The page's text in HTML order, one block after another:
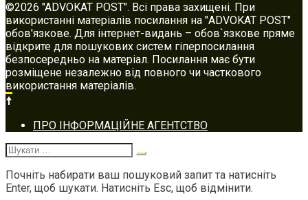
©2026 "ADVOKAT POST". Всі права захищені. При
використанні матеріалів посилання на "ADVOKAT POST"
обов'язкове. Для інтернет-видань – обов`язкове пряме
відкрите для пошукових систем гіперпосилання
безпосередньо на матеріал. Посилання має бути
розміщене незалежно від повного чи часткового
використання матеріалів.
Footer
navigation
ПРО ІНФОРМАЦІЙНЕ АГЕНТСТВО
Шукати:
Почніть набирати ваш пошуковий запит та натисніть
Enter, щоб шукати. Натисніть Esc, щоб відмінити.